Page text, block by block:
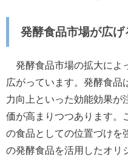
発酵食品市場が広
発酵食品市場の拡大によ
広がっています。発酵食品
力向上といった効能効果が
価が高まりつつあります。
の食品としての位置づけを
の発酵食品を活用したオリ